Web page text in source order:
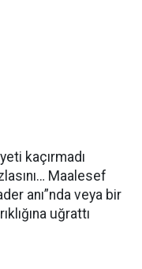
kaçırmadı
Maalesef
anı”nda veya bir
uğrattı